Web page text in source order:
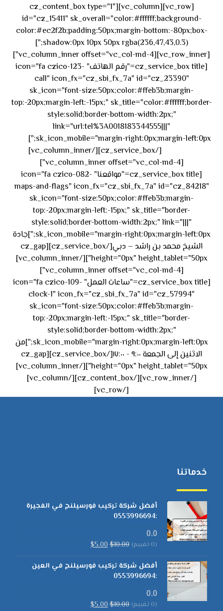
[vc_row][vc_column][cz_content_box type="1"
id="cz_15411" sk_overall="color:#ffffff;background-
color:#ec2f2b;padding:50px;margin-bottom:-80px;box-
shadow:0px 10px 50px rgba(236,47,43,0.3);"]
[vc_row_inner][vc_column_inner offset="vc_col-md-4"]
[cz_service_box title="رقم الهاتف" icon="fa czico-123-
call" icon_fx="cz_sbi_fx_7a" id="cz_23390"
sk_icon="font-size:50px;color:#ffeb3b;margin-
top:-20px;margin-left:-15px;" sk_title="color:#ffffff;border-
style:solid;border-bottom-width:2px;"
link="url:tel%3A0018183344555|||"
sk_icon_mobile="margin-right:0px;margin-left:0px;"]
[/cz_service_box][/vc_column_inner]
[vc_column_inner offset="vc_col-md-4"]
[cz_service_box title="مواقعنا" icon="fa czico-082-
maps-and-flags" icon_fx="cz_sbi_fx_7a" id="cz_84218"
sk_icon="font-size:50px;color:#ffeb3b;margin-
top:-20px;margin-left:-15px;" sk_title="border-
style:solid;border-bottom-width:2px;" link="|||"
sk_icon_mobile="margin-right:0px;margin-left:0px;"]جادة
الشيخ محمد بن راشد – دبي[/cz_service_box][cz_gap
height="0px" height_tablet="50px"][/vc_column_inner]
[vc_column_inner offset="vc_col-md-4"]
[cz_service_box title="ساعات العمل" icon="fa czico-109-
clock-1" icon_fx="cz_sbi_fx_7a" id="cz_57994"
sk_icon="font-size:50px;color:#ffeb3b;margin-
top:-20px;margin-left:-15px;" sk_title="border-
style:solid;border-bottom-width:2px;"
sk_icon_mobile="margin-right:0px;margin-left:0px;"]من
الاثنين إلى الجمعة ٩:٠٠ - ١٧:٠٠[/cz_service_box][cz_gap
height="0px" height_tablet="50px"][/vc_column_inner]
[/vc_row_inner][/cz_content_box][/vc_column]
[/vc_row]
خدماتنا
أفضل شركة تركيب فورسيلنج في الفجيرة
:0553996694
0.0
(0 تقييم) $10.00
$5.00
أفضل شركة تركيب فورسيلنج في العين
:0553996694
0.0
(0 تقييم) $10.00
$5.00